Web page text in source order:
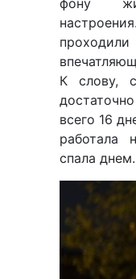
фону
проходили
К слову,
всего 16
спала днем.